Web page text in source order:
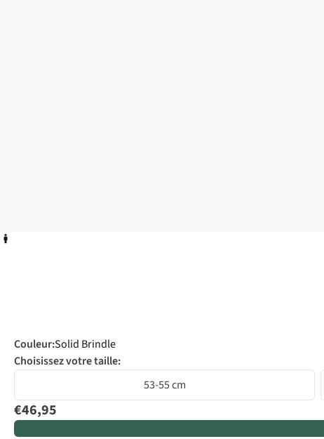
Couleur:Solid Brindle
Choisissez votre taille:
53-55 cm
€46,95